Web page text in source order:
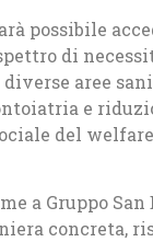
possibile
di
aree
e
del
a Gruppo
concreta,